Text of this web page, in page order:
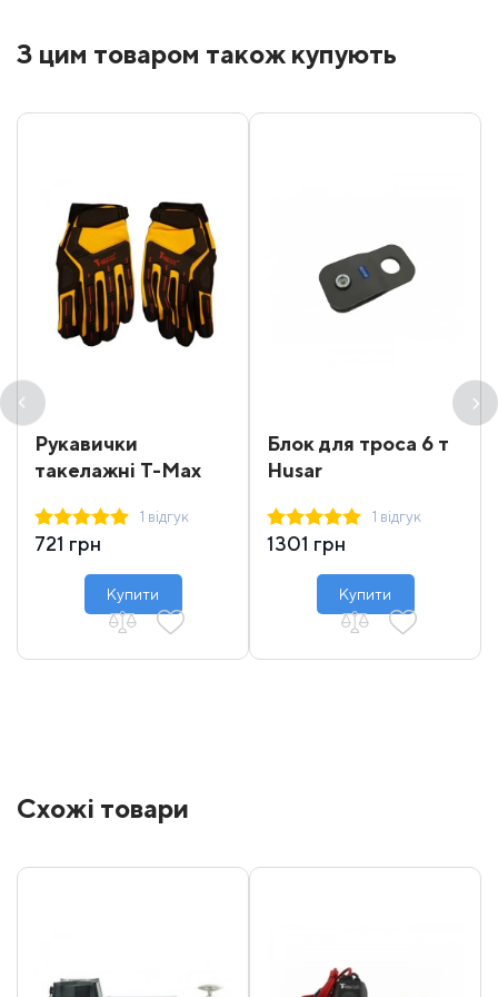
З цим товаром також купують
Рукавички
такелажні T-Max
1 відгук
721 грн
Купити
Блок для троса 6 т
Husar
1 відгук
1301 грн
Купити
Схожі товари